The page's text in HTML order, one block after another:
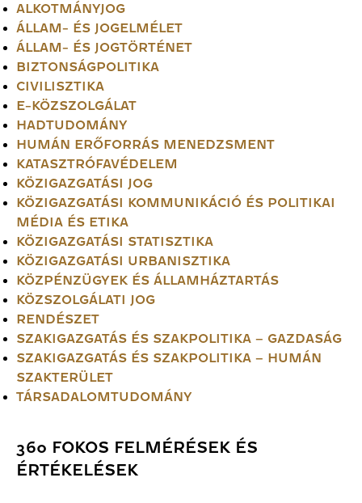
ALKOTMÁNYJOG
ÁLLAM- ÉS JOGELMÉLET
ÁLLAM- ÉS JOGTÖRTÉNET
BIZTONSÁGPOLITIKA
CIVILISZTIKA
E-KÖZSZOLGÁLAT
HADTUDOMÁNY
HUMÁN ERŐFORRÁS MENEDZSMENT
KATASZTRÓFAVÉDELEM
KÖZIGAZGATÁSI JOG
KÖZIGAZGATÁSI KOMMUNIKÁCIÓ ÉS POLITIKAI
MÉDIA ÉS ETIKA
KÖZIGAZGATÁSI STATISZTIKA
KÖZIGAZGATÁSI URBANISZTIKA
KÖZPÉNZÜGYEK ÉS ÁLLAMHÁZTARTÁS
KÖZSZOLGÁLATI JOG
RENDÉSZET
SZAKIGAZGATÁS ÉS SZAKPOLITIKA – GAZDASÁG
SZAKIGAZGATÁS ÉS SZAKPOLITIKA – HUMÁN
SZAKTERÜLET
TÁRSADALOMTUDOMÁNY
360 FOKOS FELMÉRÉSEK ÉS
ÉRTÉKELÉSEK